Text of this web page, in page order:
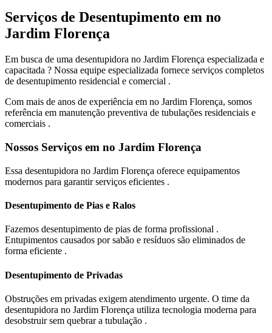
Serviços de Desentupimento em no
Jardim Florença
Em busca de uma desentupidora no Jardim Florença especializada e
capacitada ? Nossa equipe especializada fornece serviços completos
de desentupimento residencial e comercial .
Com mais de anos de experiência em no Jardim Florença, somos
referência em manutenção preventiva de tubulações residenciais e
comerciais .
Nossos Serviços em no Jardim Florença
Essa desentupidora no Jardim Florença oferece equipamentos
modernos para garantir serviços eficientes .
Desentupimento de Pias e Ralos
Fazemos desentupimento de pias de forma profissional .
Entupimentos causados por sabão e resíduos são eliminados de
forma eficiente .
Desentupimento de Privadas
Obstruções em privadas exigem atendimento urgente. O time da
desentupidora no Jardim Florença utiliza tecnologia moderna para
desobstruir sem quebrar a tubulação .